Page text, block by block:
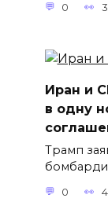
0
Иран и
в одну
Трамп
0